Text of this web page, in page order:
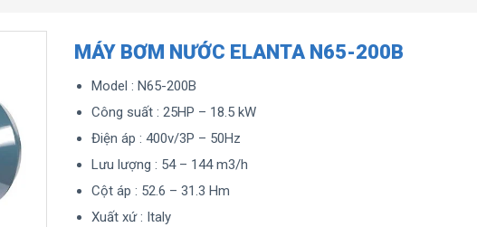
MÁY BƠM NƯỚC ELANTA N65-200B
Model : N65-200B
Công suất : 25HP – 18.5 kW
Điện áp : 400v/3P – 50Hz
Lưu lượng : 54 – 144 m3/h
Cột áp : 52.6 – 31.3 Hm
Xuất xứ : Italy